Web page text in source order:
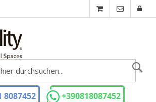
8087452 +390818087452